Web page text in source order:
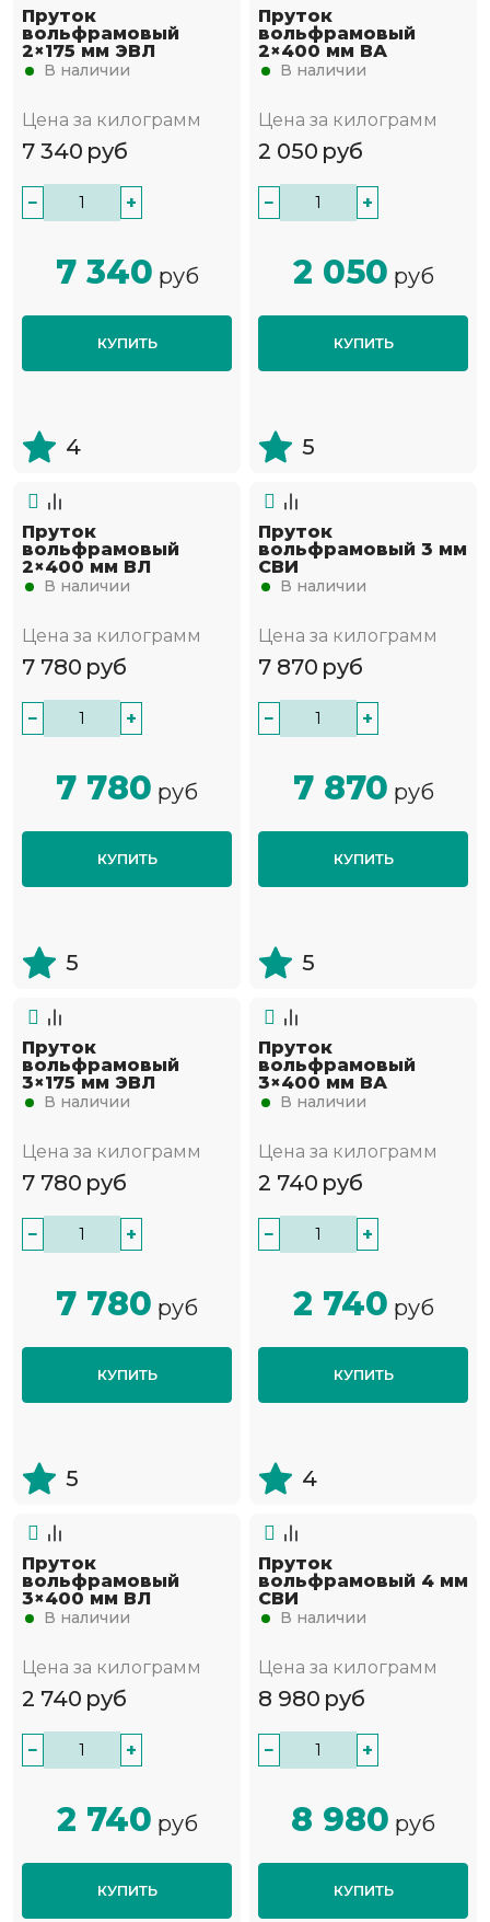
Пруток
вольфрамовый
2×175 мм ЭВЛ
В наличии
Цена за килограмм
7 340 руб
− +
7 340 руб
КУПИТЬ
4
Пруток
вольфрамовый
2×400 мм ВА
В наличии
Цена за килограмм
2 050 руб
− +
2 050 руб
КУПИТЬ
5
Пруток
вольфрамовый
2×400 мм ВЛ
В наличии
Цена за килограмм
7 780 руб
− +
7 780 руб
КУПИТЬ
5
Пруток
вольфрамовый 3 мм
СВИ
В наличии
Цена за килограмм
7 870 руб
− +
7 870 руб
КУПИТЬ
5
Пруток
вольфрамовый
3×175 мм ЭВЛ
В наличии
Цена за килограмм
7 780 руб
− +
7 780 руб
КУПИТЬ
5
Пруток
вольфрамовый
3×400 мм ВА
В наличии
Цена за килограмм
2 740 руб
− +
2 740 руб
КУПИТЬ
4
Пруток
вольфрамовый
3×400 мм ВЛ
В наличии
Цена за килограмм
2 740 руб
− +
2 740 руб
КУПИТЬ
Пруток
вольфрамовый 4 мм
СВИ
В наличии
Цена за килограмм
8 980 руб
− +
8 980 руб
КУПИТЬ